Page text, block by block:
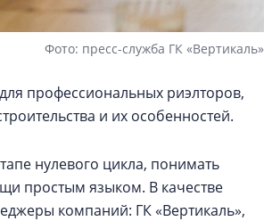
Фото: пресс-служба ГК «Вертикаль»
профессиональных риэлторов,
и их особенностей.
нулевого цикла, понимать
простым языком. В качестве
компаний: ГК «Вертикаль»,